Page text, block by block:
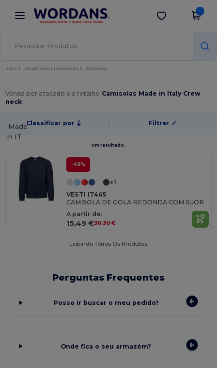
× App Wordans
Melhores preços na app!
Obter app
Início Roupa Básica | Acessórios Camisolas
Venda por atacado e a retalho Camisolas Made in Italy Crew
neck
Classificar por Filtrar ✓
Um resultado.
Made
in IT
-49%
+1
VESTI IT465
CAMISOLA DE GOLA REDONDA COM SUOR
A partir de:
15,49 €30,30 €
Exibindo Todos Os Produtos.
Perguntas Frequentes
Posso ir buscar o meu pedido?
Onde fica o seu armazém?